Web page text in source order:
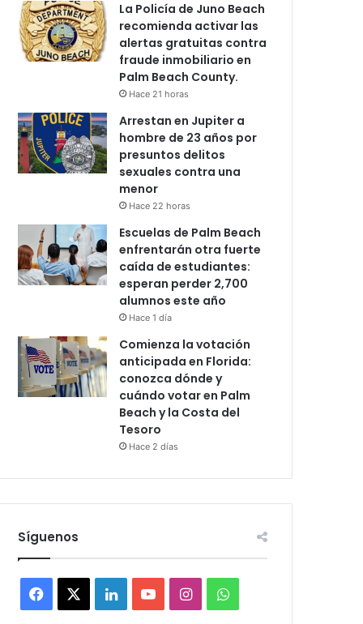
La Policía de Juno Beach
recomienda activar las
alertas gratuitas contra
fraude inmobiliario en
Palm Beach County.
Hace 21 horas
Arrestan en Jupiter a
hombre de 23 años por
presuntos delitos
sexuales contra una
menor
Hace 22 horas
Escuelas de Palm Beach
enfrentarán otra fuerte
caída de estudiantes:
esperan perder 2,700
alumnos este año
Hace 1 día
Comienza la votación
anticipada en Florida:
conozca dónde y
cuándo votar en Palm
Beach y la Costa del
Tesoro
Hace 2 días
Síguenos
L
I
W